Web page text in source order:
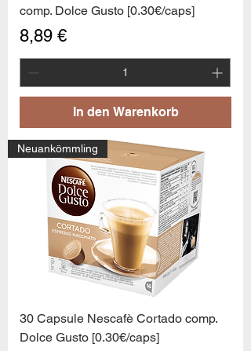
comp. Dolce Gusto [0.30€/caps]
Preis
8,89 €
In den Warenkorb
Neuankömmling
30 Capsule Nescafè Cortado comp.
Dolce Gusto [0.30€/caps]